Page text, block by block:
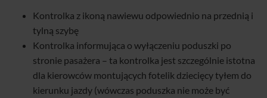
Kontrolka z ikoną nawiewu odpowiednio na przednią i
tylną szybę
Kontrolka informująca o wyłączeniu poduszki po
stronie pasażera – ta kontrolka jest szczególnie istotna
dla kierowców montujących fotelik dziecięcy tyłem do
kierunku jazdy (wówczas poduszka nie może być